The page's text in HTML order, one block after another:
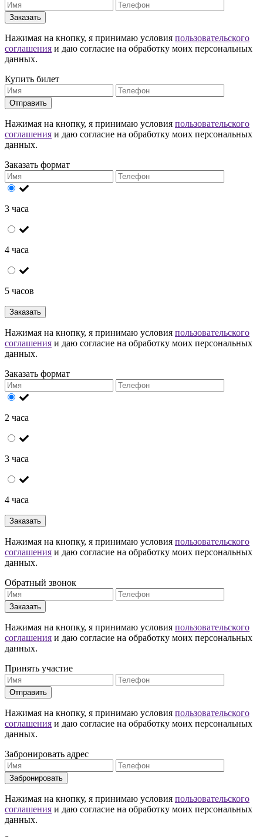
Заказать
Нажимая на кнопку, я принимаю условия пользовательского
соглашения и даю согласие на обработку моих персональных
данных.
Купить билет
Отправить
Нажимая на кнопку, я принимаю условия пользовательского
соглашения и даю согласие на обработку моих персональных
данных.
Заказать формат
3 часа
4 часа
5 часов
Заказать
Нажимая на кнопку, я принимаю условия пользовательского
соглашения и даю согласие на обработку моих персональных
данных.
Заказать формат
2 часа
3 часа
4 часа
Заказать
Нажимая на кнопку, я принимаю условия пользовательского
соглашения и даю согласие на обработку моих персональных
данных.
Обратный звонок
Заказать
Нажимая на кнопку, я принимаю условия пользовательского
соглашения и даю согласие на обработку моих персональных
данных.
Принять участие
Отправить
Нажимая на кнопку, я принимаю условия пользовательского
соглашения и даю согласие на обработку моих персональных
данных.
Забронировать адрес
Забронировать
Нажимая на кнопку, я принимаю условия пользовательского
соглашения и даю согласие на обработку моих персональных
данных.